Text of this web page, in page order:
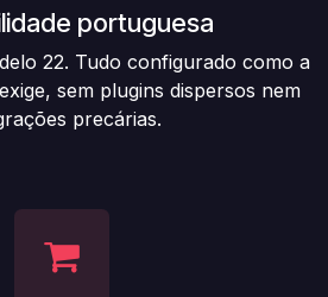
portuguesa
22. Tudo configurado como a
sem plugins dispersos nem
precárias.